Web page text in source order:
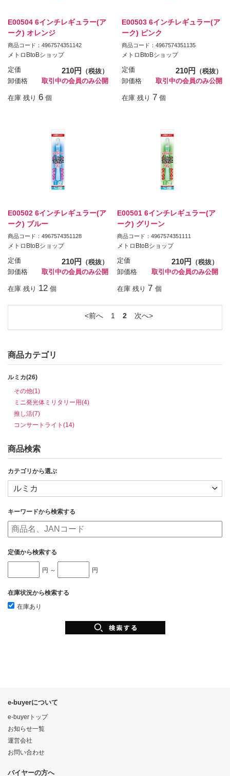
E00504 6インチレギュラー(ア
ーク) オレンジ
商品コード：4967574351142
メトロBtoBショップ
定価 210円
（税抜）
卸価格
取引中の会員のみ公開
在庫 残り 6 個
E00503 6インチレギュラー(ア
ーク) ピンク
商品コード：4967574351135
メトロBtoBショップ
定価 210円
（税抜）
卸価格
取引中の会員のみ公開
在庫 残り 7 個
E00502 6インチレギュラー(ア
ーク) ブルー
商品コード：4967574351128
メトロBtoBショップ
定価 210円
（税抜）
卸価格
取引中の会員のみ公開
在庫 残り 12 個
E00501 6インチレギュラー(ア
ーク) グリーン
商品コード：4967574351111
メトロBtoBショップ
定価 210円
（税抜）
卸価格
取引中の会員のみ公開
在庫 残り 7 個
前へ 1 2 次へ
商品カテゴリ
ルミカ(26)
その他(1)
ミニ発光体ミリタリー用(4)
推し活(7)
コンサートライト(14)
商品検索
カテゴリから選ぶ
キーワードから検索する
定価から検索する
円 ～ 円
在庫状況から検索する
在庫あり
e-buyerについて
e-buyerトップ
お知らせ一覧
運営会社
お問い合わせ
バイヤーの方へ